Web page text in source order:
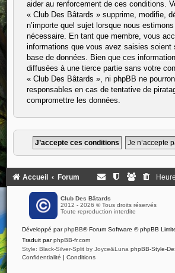
aider au renforcement de ces conditions.
« Club Des Bâtards » supprime, modifie,
n’importe quel sujet lorsque nous
nécessaire. En tant que membre, vous
informations que vous avez saisies soient
base de données. Bien que ces
diffusées à une tierce partie sans votre
« Club Des Bâtards », ni phpBB ne
responsables en cas de tentative de
compromettre les données.
Accueil Forum
Club Des Bâtards
2012 - 2026 © Tous droits réservés
Toute reproduction interdite
Développé parphpBB® Forum Software © phpBB
Traduit parphpBB-fr.com
Style: Black-Silver-Split by Joyce&Luna phpBB-Style-
Confidentialité | Conditions